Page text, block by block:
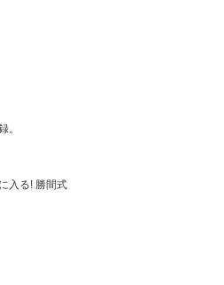
。
入る! 勝間式